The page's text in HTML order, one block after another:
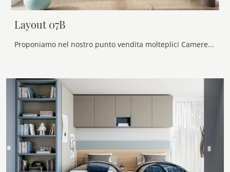
Layout 07B
Proponiamo nel nostro punto vendita molteplici Camerette componibili moderne per bambini del brand, ideali per accompagnarli durante la loro crescita.